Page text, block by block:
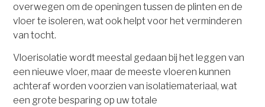
overwegen om de openingen tussen de plinten en de
vloer te isoleren, wat ook helpt voor het verminderen
van tocht.
Vloerisolatie wordt meestal gedaan bij het leggen van
een nieuwe vloer, maar de meeste vloeren kunnen
achteraf worden voorzien van isolatiemateriaal, wat
een grote besparing op uw totale